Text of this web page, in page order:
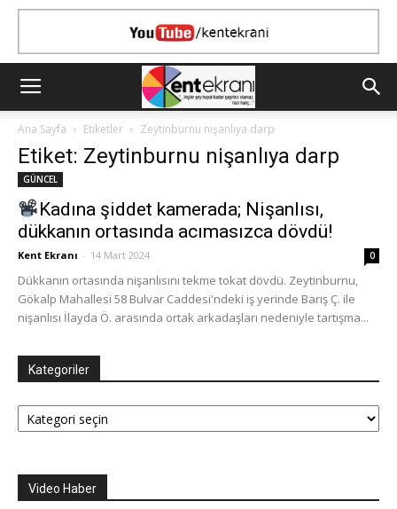
Ana Sayfa Etiketler Zeytinburnu nişanlıya darp
Etiket: Zeytinburnu nişanlıya darp
GÜNCEL
Kadına şiddet kamerada; Nişanlısı,
dükkanın ortasında acımasızca dövdü!
Kent Ekranı - 14 Mart 2024 0
Dükkanın ortasında nişanlısını tekme tokat dövdü. Zeytinburnu,
Gökalp Mahallesi 58 Bulvar Caddesi'ndeki iş yerinde Barış Ç. ile
nişanlısı İlayda Ö. arasında ortak arkadaşları nedeniyle tartışma...
Kategoriler
Kategoriler
Video Haber